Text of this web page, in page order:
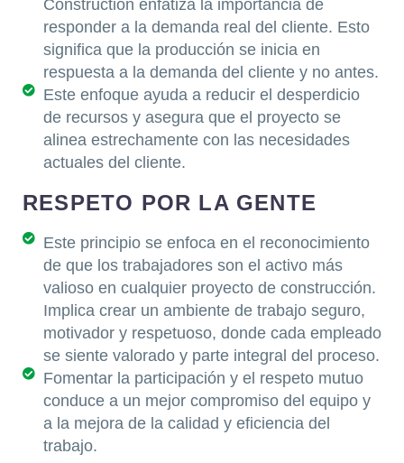
Construction enfatiza la importancia de
responder a la demanda real del cliente. Esto
significa que la producción se inicia en
respuesta a la demanda del cliente y no antes.
Este enfoque ayuda a reducir el desperdicio
de recursos y asegura que el proyecto se
alinea estrechamente con las necesidades
actuales del cliente.
RESPETO POR LA GENTE
Este principio se enfoca en el reconocimiento
de que los trabajadores son el activo más
valioso en cualquier proyecto de construcción.
Implica crear un ambiente de trabajo seguro,
motivador y respetuoso, donde cada empleado
se siente valorado y parte integral del proceso.
Fomentar la participación y el respeto mutuo
conduce a un mejor compromiso del equipo y
a la mejora de la calidad y eficiencia del
trabajo.